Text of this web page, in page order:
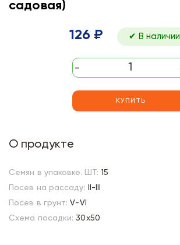
садовая)
126 ₽ ✔ В наличии
-
КУПИТЬ
О продукте
Семян в упаковке. ШТ: 15
Посев на рассаду:
II-III
Посев в грунт: V-VI
Схема посадки: 30х50